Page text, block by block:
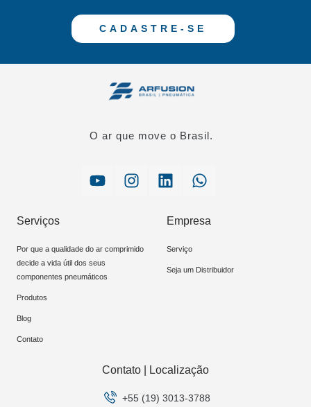
CADASTRE-SE
O ar que move o Brasil.
Serviços
Por que a qualidade do ar comprimido
decide a vida útil dos seus
componentes pneumáticos
Produtos
Blog
Contato
Empresa
Serviço
Seja um Distribuidor
Contato | Localização
+55 (19) 3013-3788